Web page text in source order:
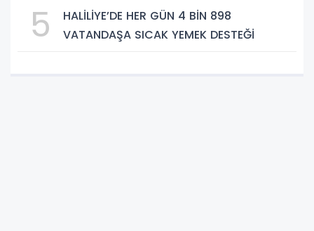
5
HALİLİYE’DE HER GÜN 4 BİN 898
VATANDAŞA SICAK YEMEK DESTEĞİ